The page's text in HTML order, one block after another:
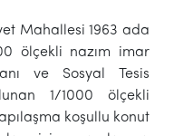
Mahallesi 1963 ada
ölçekli nazım imar
ve Sosyal Tesis
1/1000 ölçekli
koşullu konut